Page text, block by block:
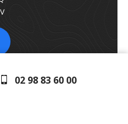
02 98 83 60 00
Évasion by Réseau